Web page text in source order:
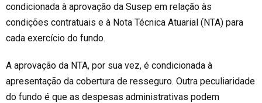
condicionada à aprovação da Susep em relação às
condições contratuais e à Nota Técnica Atuarial (NTA) para
cada exercício do fundo.
A aprovação da NTA, por sua vez, é condicionada à
apresentação da cobertura de resseguro. Outra peculiaridade
do fundo é que as despesas administrativas podem